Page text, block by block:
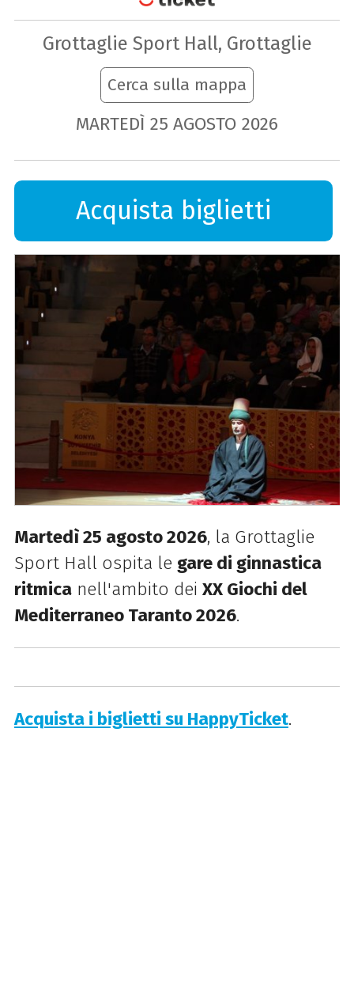
Grottaglie Sport Hall, Grottaglie
Cerca sulla mappa
MARTEDÌ 25 AGOSTO 2026
Acquista biglietti
Martedì 25 agosto 2026, la Grottaglie
Sport Hall ospita le gare di ginnastica
ritmicanell'ambito dei XX Giochi del
Mediterraneo Taranto 2026.
Acquista i biglietti su HappyTicket.